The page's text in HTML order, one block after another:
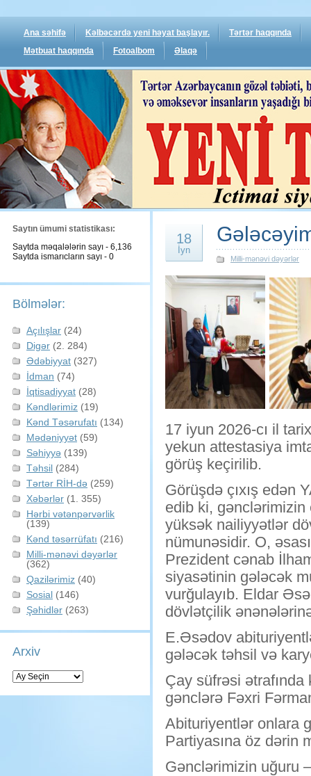
Ana səhifə Kəlbəcərdə yeni həyat başlayır.
Tərtər haqqında
Mətbuat haqqında
Fotoalbom Əlaqə
Saytın ümumi statistikası:
Saytda məqalələrin sayı - 6,136
Saytda ismarıcların sayı - 0
Bölmələr:
Açılışlar (24)
Digər (2. 284)
Ədəbiyyat (327)
İdman (74)
İqtisadiyyat (28)
Kəndlərimiz (19)
Kənd Təsərufatı (134)
Mədəniyyət (59)
Səhiyyə (139)
Təhsil (284)
Tərtər RİH-də (259)
Xəbərlər (1. 355)
Hərbi vətənpərvərlik
(139)
Kənd təsərrüfatı (216)
Milli-mənəvi dəyərlər
(362)
Qazilərimiz (40)
Sosial (146)
Şəhidlər (263)
Arxiv
Arxiv
18
İyn
Milli-mənəvi dəyərlər
17 iyun 2026-cı il
yekun attestasiya
görüş keçirilib.
Görüşdə çıxış edən
edib ki, gənclərimizin
yüksək nailiyyətlər
nümunəsidir. O,
Prezident cənab
siyasətinin gələcək
vurğulayıb. Eldar
dövlətçilik
E.Əsədov
gələcək təhsil və
Çay süfrəsi
gənclərə Fəxri
Abituriyentlər onlara
Partiyasına öz dərin
Gənclərimizin uğuru